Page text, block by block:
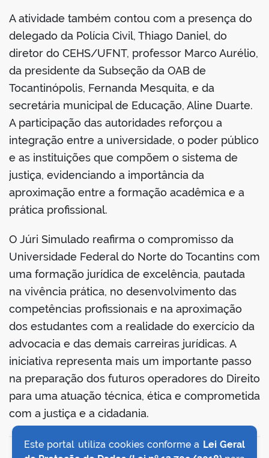
A atividade também contou com a presença do
delegado da Polícia Civil, Thiago Daniel, do
diretor do CEHS/UFNT, professor Marco Aurélio,
da presidente da Subseção da OAB de
Tocantinópolis, Fernanda Mesquita, e da
secretária municipal de Educação, Aline Duarte.
A participação das autoridades reforçou a
integração entre a universidade, o poder público
e as instituições que compõem o sistema de
justiça, evidenciando a importância da
aproximação entre a formação acadêmica e a
prática profissional.
O Júri Simulado reafirma o compromisso da
Universidade Federal do Norte do Tocantins com
uma formação jurídica de excelência, pautada
na vivência prática, no desenvolvimento das
competências profissionais e na aproximação
dos estudantes com a realidade do exercício da
advocacia e das demais carreiras jurídicas. A
iniciativa representa mais um importante passo
na preparação dos futuros operadores do Direito
para uma atuação técnica, ética e comprometida
com a justiça e a cidadania.
VOLTAR AO TOPO
Este portal utiliza cookies conforme a Lei Geral